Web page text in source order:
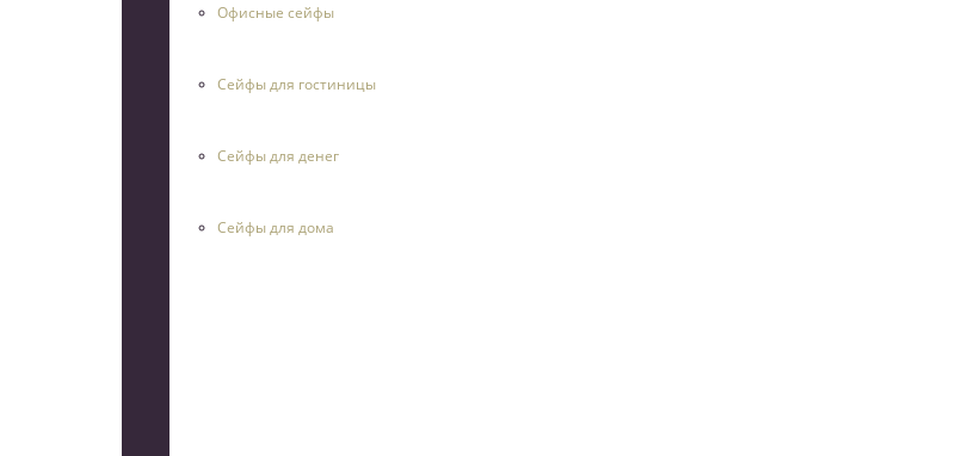
Офисные сейфы
Сейфы для гостиницы
Сейфы для денег
Сейфы для дома